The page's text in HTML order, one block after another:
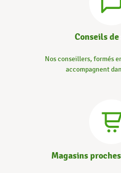
Conseils
Nos conseillers, formés
accompagnent
Magasins